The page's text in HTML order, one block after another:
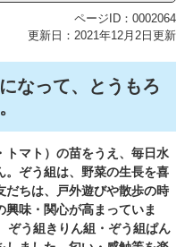
ページID：0002064
更新日：2021年12月2日更新
なって、とうもろ
トマト）の苗をうえ、毎日水
。ぞう組は、野菜の生長を喜
だちは、戸外遊びや散歩の時
味・関心が高まっていま
ぞう組きりん組・ぞう組ぱん